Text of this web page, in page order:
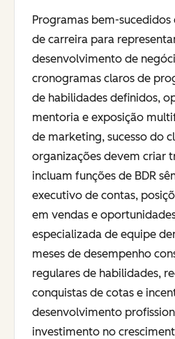
Programas bem-
de carreira para
desenvolvimento de
cronogramas claros de
de habilidades definidos,
mentoria e exposição
de marketing, sucesso do
organizações devem criar
incluam funções de BDR
executivo de contas,
em vendas e
especializada de equipe
meses de desempenho
regulares de habilidades,
conquistas de cotas e
desenvolvimento
investimento no